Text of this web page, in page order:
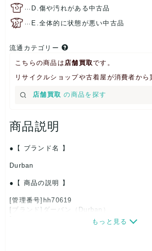
… D.傷や汚れがある中古品
… E.全体的に状態が悪い中古品
流通カテゴリー
こちらの商品は 店舗買取です。
リサイクルショップや古着屋が消費者から
店舗買取 の商品を探す
商品説明
【 ブランド名 】
Durban
【 商品の説明 】
[管理番号]hh70619
[ブランド]ダーバン（Durban）
もっと見る